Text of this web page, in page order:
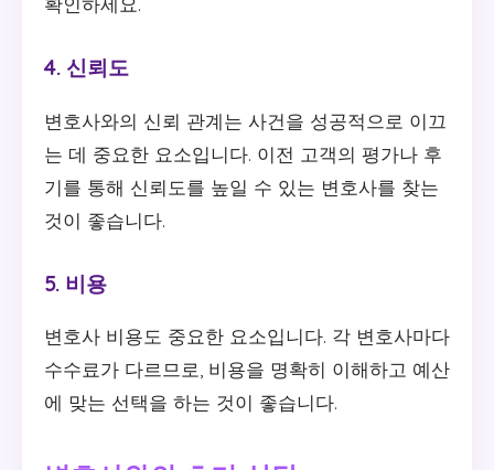
4. 신뢰도
변호사와의 신뢰 관계는 사건을 성공적으로 이끄
는 데 중요한 요소입니다. 이전 고객의 평가나 후
기를 통해 신뢰도를 높일 수 있는 변호사를 찾는
것이 좋습니다.
5. 비용
변호사 비용도 중요한 요소입니다. 각 변호사마다
수수료가 다르므로, 비용을 명확히 이해하고 예산
에 맞는 선택을 하는 것이 좋습니다.